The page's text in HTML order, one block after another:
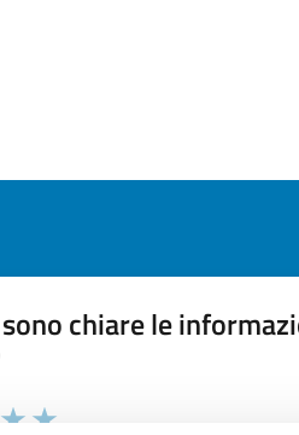
chiare le
delle informazioni (da 1 a 5 stelle)
numero di stelle per valutare la